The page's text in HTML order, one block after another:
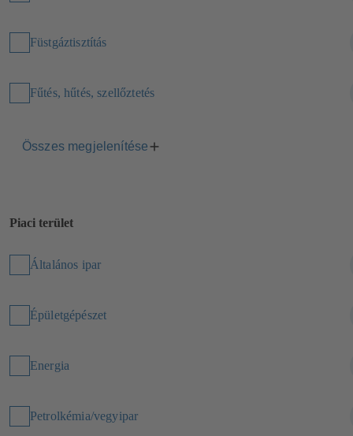
Füstgáztisztítás
Fűtés, hűtés, szellőztetés
Összes megjelenítése
Piaci terület
Általános ipar
Épületgépészet
Energia
Petrolkémia/vegyipar